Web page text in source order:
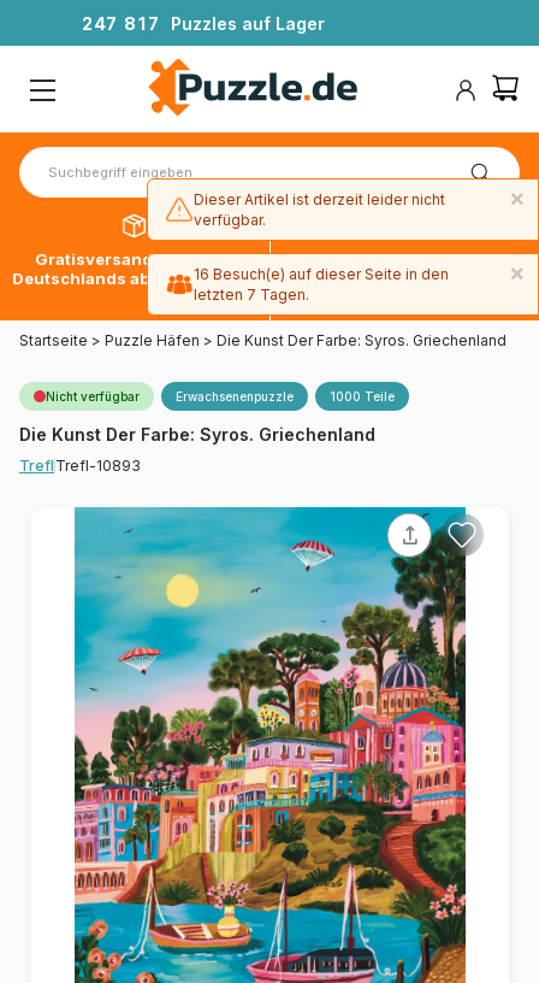
247 81 7 Puzzles auf Lager
Gratisversand innerhalb
Deutschlands ab 49 € mit DPD
30 Tage später bezahlen
mit Paypal
Startseite > Puzzle Häfen > Die Kunst Der Farbe: Syros. Griechenland
Nicht verfügbar Erwachsenenpuzzle 1000 Teile
Die Kunst Der Farbe: Syros. Griechenland
Trefl Trefl-10893
×
Dieser Artikel ist derzeit leider nicht
verfügbar.
×
16 Besuch(e) auf dieser Seite in den
letzten 7 Tagen.